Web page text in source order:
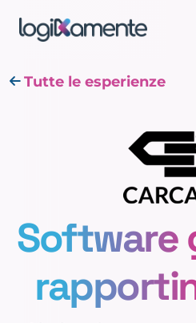
Tutte le esperienze
Software